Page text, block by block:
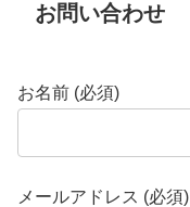
お問い合わせ
お名前 (必須)
メールアドレス (必須)